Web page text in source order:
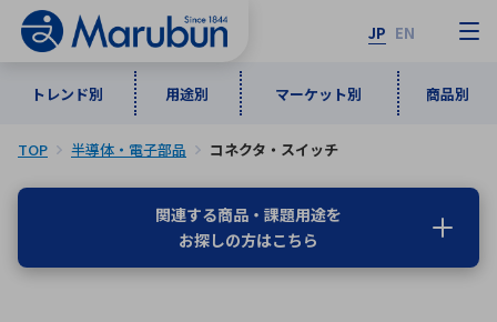
JP EN
トレンド別 用途別 マーケット別 商品別
トレンド別
インダストリアルDXソリューション
用途別
通信・ネットワーク
マーケット別
商品別
メーカ一覧
TOP 半導体・電子部品 コネクタ・スイッチ
関連する商品・課題用途を
お探しの方はこちら